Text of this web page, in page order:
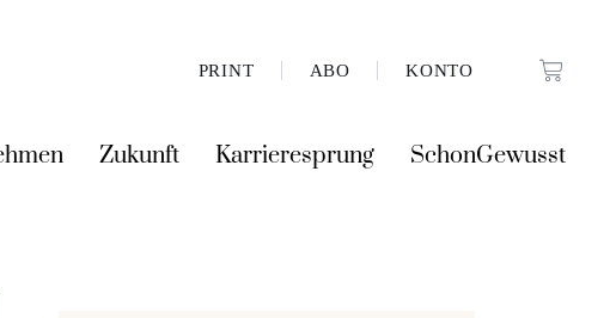
PRINT ABO KONTO
Zukunft Karrieresprung SchonGewusst